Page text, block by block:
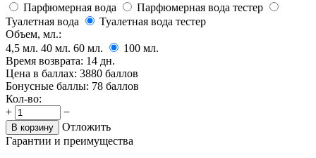
Парфюмерная вода
Парфюмерная вода тестер
Туалетная вода
Туалетная вода тестер
Объем, мл.:
4,5 мл. 40 мл. 60 мл. 100 мл.
Время возврата: 14 дн.
Цена в баллах: 3880 баллов
Бонусные баллы: 78 баллов
Кол-во:
+
−
В корзину
Отложить
Гарантии и преимущества